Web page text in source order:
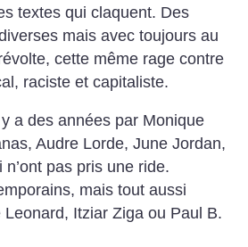
textes qui claquent. Des
mais avec toujours au
cette même rage contre
raciste et capitaliste.
a des années par Monique
Audre Lorde, June Jordan,
pas pris une ride.
mais tout aussi
Itziar Ziga ou Paul B.